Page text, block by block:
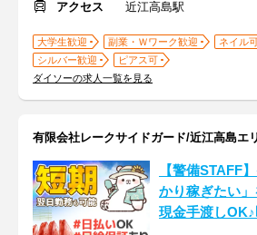
アクセス
近江高島駅
大学生歓迎 副業・Ｗワーク歓迎
ネイル
シルバー歓迎
ピアス可
ダイソーの求人一覧を見る
有限会社レークサイドガード/近江高島エ
【警備STAFF
かり稼ぎたい
現金手渡し